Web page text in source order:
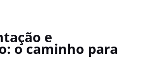
e
o caminho para